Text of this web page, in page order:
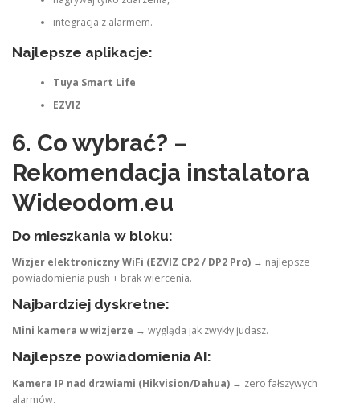
integracja z alarmem.
Najlepsze aplikacje:
Tuya Smart Life
EZVIZ
6. Co wybrać? –
Rekomendacja instalatora
Wideodom.eu
Do mieszkania w bloku:
Wizjer elektroniczny WiFi (EZVIZ CP2 / DP2 Pro) → najlepsze
powiadomienia push + brak wiercenia.
Najbardziej dyskretne:
Mini kamera w wizjerze → wygląda jak zwykły judasz.
Najlepsze powiadomienia AI:
Kamera IP nad drzwiami (Hikvision/Dahua) → zero fałszywych
alarmów.